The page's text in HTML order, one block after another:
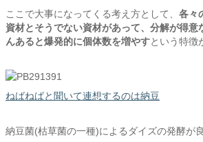
ここで大事になってくる考え方として、 各々
資材とそうでない資材があって、 分解が得意
んあると爆発的に個体数を増やすという特徴
ねばねばと聞いて連想するのは納豆
納豆菌(枯草菌の一種)によるダイズの発酵が